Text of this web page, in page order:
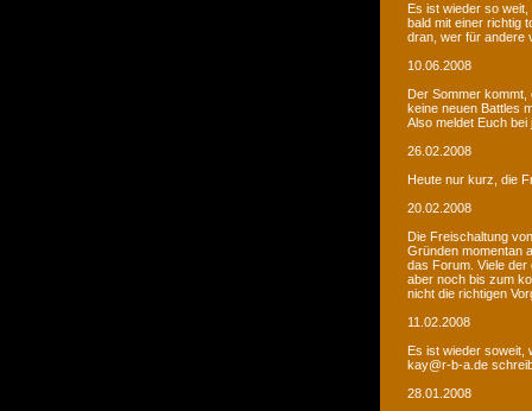
Es ist wieder so weit,
bald mit einer richtig
dran, wer für andere
10.06.2008
Der Sommer kommt,
keine neuen Battles
Also meldet Euch
26.02.2008
Heute nur kurz, die
20.02.2008
Die Freischaltung
Gründen momentan
das Forum. Viele
aber noch bis zum
nicht die richtigen
11.02.2008
Es ist wieder soweit,
kay@r-b-a.de
28.01.2008